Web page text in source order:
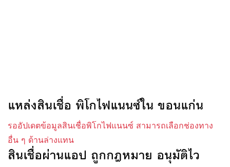
แหล่งสินเชื่อ พิโกไฟแนนซ์ใน ขอนแก่น
รออัปเดตข้อมูลสินเชื่อพิโกไฟแนนซ์ สามารถเลือกช่องทาง
อื่น ๆ ด้านล่างแทน
สินเชื่อผ่านแอป ถูกกฎหมาย อนุมัติไว